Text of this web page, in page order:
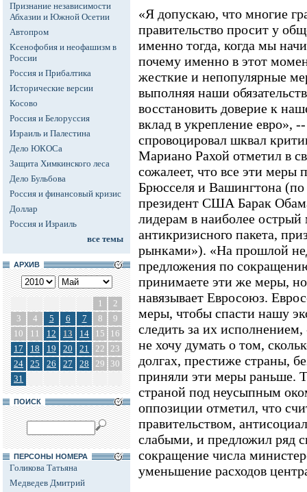
Признание независимости
Абхазии и Южной Осетии
Автопром
Ксенофобия и неофашизм в
России
Россия и Прибалтика
Исторические версии
Косово
Россия и Белоруссия
Израиль и Палестина
Дело ЮКОСа
Защита Химкинского леса
Дело Бульбова
Россия и финансовый кризис
Доллар
Россия и Израиль
все темы
АРХИВ
1
2
3
4 5 6 7 8
9
10
11 12 13 14 15
16
17
18 19 20 21 22 23
24
25 26 27 28 29
30
31
ПОИСК
ПЕРСОНЫ НОМЕРА
Голикова Татьяна
Медведев Дмитрий
«Я допускаю, что многие
правительство просит у
именно тогда, когда мы
почему именно в этот
жесткие и непопулярные
выполняя наши
восстановить доверие к
вклад в укрепление евро»,
спровоцировал шквал
Мариано Рахой отметил в
сожалеет, что все эти меры
Брюсселя и Вашингтона
президент США Барак
лидерам в наиболее
антикризисного пакета,
рынками»). «На прошлой
предложения по
принимаете эти же меры,
навязывает Евросоюз.
меры, чтобы спасти нашу
следить за их
не хочу думать о том,
долгах, престиже страны,
приняли эти меры раньше.
страной под неусыпным
оппозиции отметил, что
правительством,
слабыми, и предложил ряд
сокращение числа
уменьшение расходов